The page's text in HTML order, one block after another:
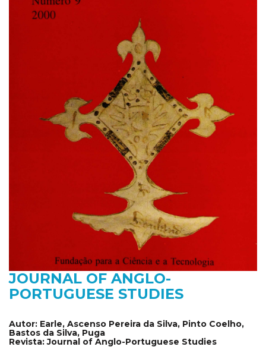
JOURNAL OF ANGLO-
PORTUGUESE STUDIES
Autor: Earle, Ascenso Pereira da Silva, Pinto Coelho,
Bastos da Silva, Puga
Revista:Journal of Anglo-Portuguese Studies